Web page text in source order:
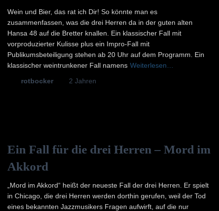
Wein und Bier, das rat ich Dir! So könnte man es
zusammenfassen, was die drei Herren da in der guten alten
Hansa 48 auf die Bretter knallen. Ein klassischer Fall mit
vorproduzierter Kulisse plus ein Impro-Fall mit
Publikumsbeteiligung stehen ab 20 Uhr auf dem Programm. Ein
klassischer weintrunkener Fall namens Weiterlesen…
rotbocker 2 Jahren
Ein Fall für die drei Herren – Mord im
Akkord
„Mord im Akkord“ heißt der neueste Fall der drei Herren. Er spielt
in Chicago, die drei Herren werden dorthin gerufen, weil der Tod
eines bekannten Jazzmusikers Fragen aufwirft, auf die nur